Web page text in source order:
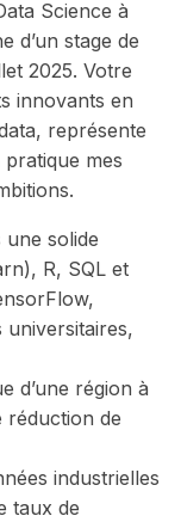
Science à
d’un stage de
2025. Votre
innovants en
représente
mes
une solide
R, SQL et
universitaires,
d’une région à
réduction de
industrielles
taux de